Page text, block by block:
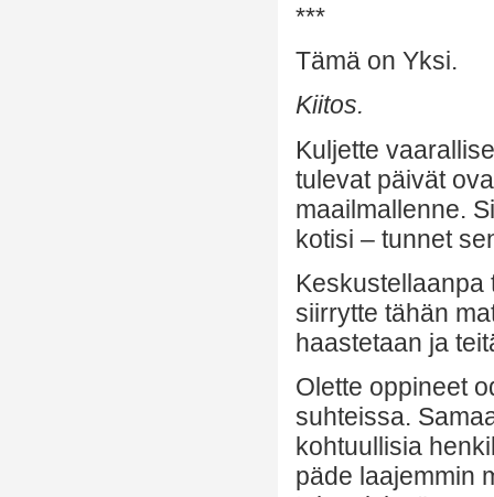
***
Tämä on Yksi.
Kiitos.
Kuljette
tulevat päivät
maailmallenne.
kotisi – tunnet
Keskustellaanpa
siirrytte tähän
haastetaan ja
Olette oppineet
suhteissa.
kohtuullisia
päde laajemmin